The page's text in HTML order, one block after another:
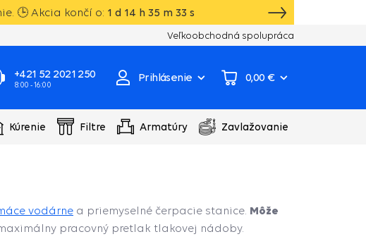
🕒 Akcia končí o: 1 d 14 h 35 m 33 s
VIP karta, extra záruka, darčeky k
Veľkoobchodná spolupráca
+421 52 2021 250
8:00 - 16:00
Prihlásenie 0,00 €
Kúrenie Filtre Armatúry Zavlažovanie
vodárne a priemyselné čerpacie stanice. Môže
pracovný pretlak tlakovej nádoby.